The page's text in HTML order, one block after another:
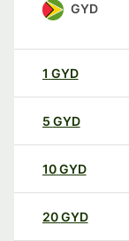
GYD
1 GYD
5 GYD
10GYD
20GYD